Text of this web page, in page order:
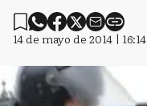
14 de mayo de 2014 | 16:14